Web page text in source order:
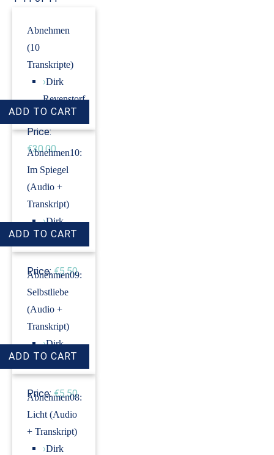
Abnehmen
(10
Transkripte)
›Dirk
Revenstorf
Price:
€30.00
Abnehmen10:
Im Spiegel
(Audio +
Transkript)
›Dirk
Revenstorf
Price: €5.50
Abnehmen09:
Selbstliebe
(Audio +
Transkript)
›Dirk
Revenstorf
Price: €5.50
Abnehmen08:
Licht (Audio
+ Transkript)
›Dirk